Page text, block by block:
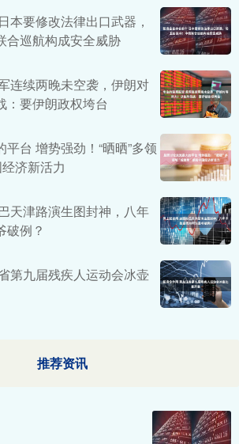
本要修改法律出口武器，
合巡航构成安全威胁
连续两晚未空袭，伊朗对
：要伊朗政权垮台
台 增势强劲！“晒晒”多领
济新活力
天津路演生图封神，八年
破例？
第九届残疾人运动会冰壶
推荐资讯